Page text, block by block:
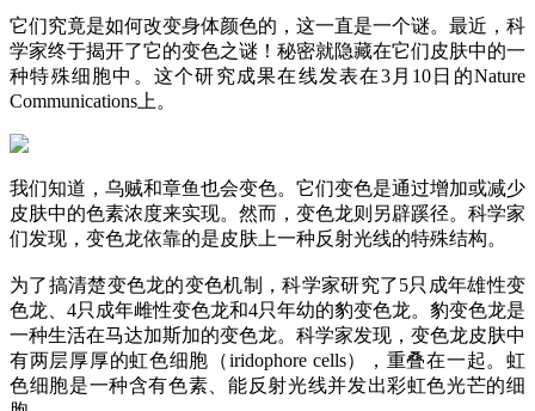
它们究竟是如何改变身体颜色的，这一直是一个谜。最近，科
学家终于揭开了它的变色之谜！秘密就隐藏在它们皮肤中的一
种特殊细胞中。这个研究成果在线发表在3月10日的Nature
Communications上。
我们知道，乌贼和章鱼也会变色。它们变色是通过增加或减少
皮肤中的色素浓度来实现。然而，变色龙则另辟蹊径。科学家
们发现，变色龙依靠的是皮肤上一种反射光线的特殊结构。
为了搞清楚变色龙的变色机制，科学家研究了5只成年雄性变
色龙、4只成年雌性变色龙和4只年幼的豹变色龙。豹变色龙是
一种生活在马达加斯加的变色龙。科学家发现，变色龙皮肤中
有两层厚厚的虹色细胞（iridophore cells），重叠在一起。虹
色细胞是一种含有色素、能反射光线并发出彩虹色光芒的细